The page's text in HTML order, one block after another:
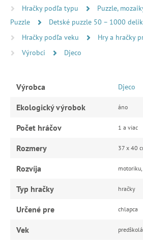
Hračky podľa typu
Puzzle,
Puzzle
Detské puzzle 50 – 1000
Hračky podľa veku
Hry a hračky
Výrobci
Djeco
Výrobca Djeco
Ekologický výrobok áno
Počet hráčov 1 a viac
Rozmery 37 x 40
Rozvíja
Typ hračky hračky
Určené pre chlapca
Vek